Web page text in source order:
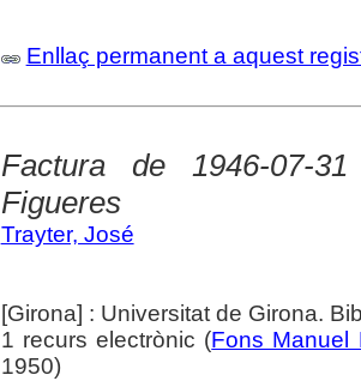
Enllaç permanent a aquest
Factura de 1946-07-
Figueres
Trayter, José
[Girona] : Universitat de Girona.
1 recurs electrònic (Fons Manuel
1950)